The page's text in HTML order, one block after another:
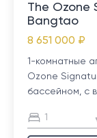
The Ozone
Bangtao
8 651 000 ₽
1-комнатные
Ozone
бассейном, с
1